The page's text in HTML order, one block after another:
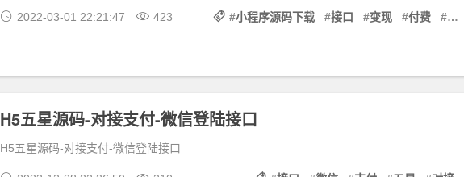
2022-03-01 22:21:47 423 #小程序源码下载 #接口 #变现 #付费 #修复
H5五星源码-对接支付-微信登陆接口
H5五星源码-对接支付-微信登陆接口